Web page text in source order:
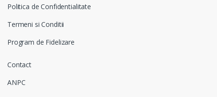
Politica de Confidentialitate
Termeni si Conditii
Program de Fidelizare
Contact
ANPC